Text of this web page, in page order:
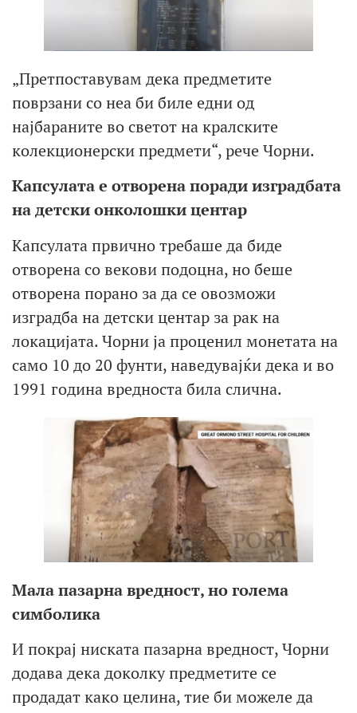
„Претпоставувам дека предметите
поврзани со неа би биле едни од
најбараните во светот на кралските
колекционерски предмети“, рече Чорни.
Капсулата е отворена поради изградбата
на детски онколошки центар
Капсулата првично требаше да биде
отворена со векови подоцна, но беше
отворена порано за да се овозможи
изградба на детски центар за рак на
локацијата. Чорни ја проценил монетата на
само 10 до 20 фунти, наведувајќи дека и во
1991 година вредноста била слична.
Мала пазарна вредност, но голема
симболика
И покрај ниската пазарна вредност, Чорни
додава дека доколку предметите се
продадат како целина, тие би можеле да